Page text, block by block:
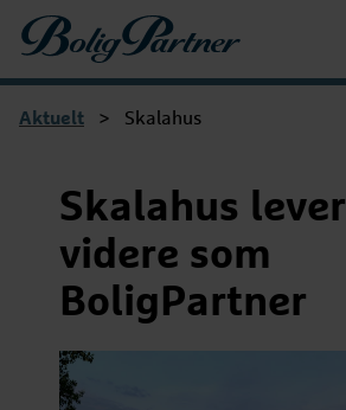
Boligpartner
Aktuelt > Skalahus
Skalahus lever
videre som
BoligPartner